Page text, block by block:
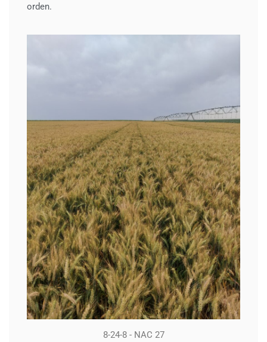
orden.
8-24-8 - NAC 27